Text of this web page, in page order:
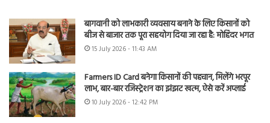
बागवानी को लाभकारी व्यवसाय बनाने के लिए किसानों को
बीज से बाजार तक पूरा सहयोग दिया जा रहा है: मोहिंदर भगत
15 July 2026 - 11:43 AM
Farmers ID Card बनेगा किसानों की पहचान, मिलेंगे भरपूर
लाभ, बार-बार रजिस्ट्रेशन का झंझट खत्म, ऐसे करें अप्लाई
10 July 2026 - 12:42 PM